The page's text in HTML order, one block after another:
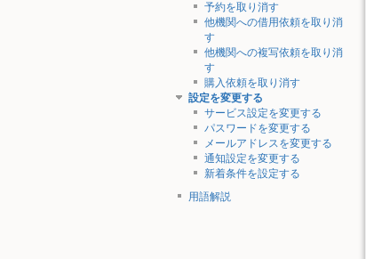
予約を取り消す
他機関への借用依頼を取り消
す
他機関への複写依頼を取り消
す
購入依頼を取り消す
設定を変更する
サービス設定を変更する
パスワードを変更する
メールアドレスを変更する
通知設定を変更する
新着条件を設定する
用語解説